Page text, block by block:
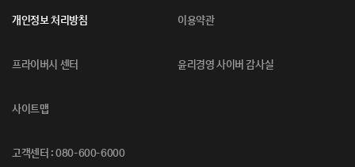
개인정보 처리방침 이용약관
프라이버시 센터 윤리경영 사이버 감사실
사이트맵
고객센터 : 080-600-6000